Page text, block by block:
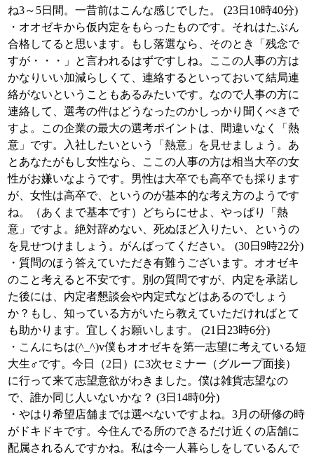
ね3～5日間。一昔前はこんな感じでした。 (23日10時40分)
・オオゼキから仮内定をもらったものです。それはたぶん
合格してると思います。もし落選なら、そのとき「残念で
すが・・・」と言われるはずですしね。ここの人事の方は
かなりいい加減らしくて、連絡するといっておいて結局連
絡がないということもあるみたいです。なので人事の方に
連絡して、選考の件はどうなったのかしっかり聞くべきで
すよ。この企業の最大の選考ポイントは、間違いなく「熱
意」です。入社したいという「熱意」を見せましょう。あ
とあなたがもし女性なら、ここの人事の方は相当大卒の女
性がお嫌いなようです。男性は大卒でも高卒でも採ります
が、女性は高卒で、というのが基本的な考え方のようです
ね。（あくまで基本です）どちらにせよ、やっぱり「熱
意」ですよ。絶対辞めない、死ぬほど入りたい、というの
を見せつけましょう。がんばってください。 (30日9時22分)
・質問のほう答えていただき有難うございます。オオゼキ
のこと考えると不安です。別の質問ですが、内定を承諾し
た後には、内定者懇談会や内定式などはあるのでしょう
か？もし、知っている方がいたら教えていただければとて
も助かります。宜しくお願いします。 (21日23時6分)
・こんにちは(^_^)v僕もオオゼキを第一志望に考えている短
大生♂です。今日（2日）に3次セミナー（グループ面接）
に行って来て志望意欲がわきました。僕は雑貨志望なの
で、誰か同じ人いないかな？ (3日14時0分)
・やはり希望店舗までは選べないですよね。3月の研修の時
がドキドキです。今住んでる所のできるだけ近くの店舗に
配属されるんですかね。私は今一人暮らしをしているんで